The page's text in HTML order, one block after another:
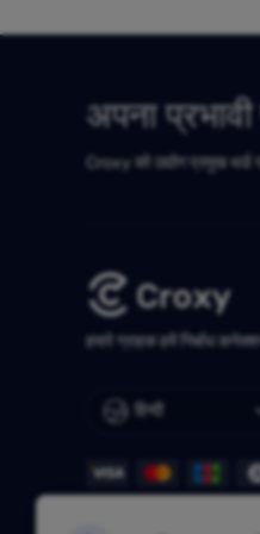
अपना
Croxy को उद्योग प्रमुख थर्ड
हमारे ग्राहक हमें निर्बाध
हिन्दी